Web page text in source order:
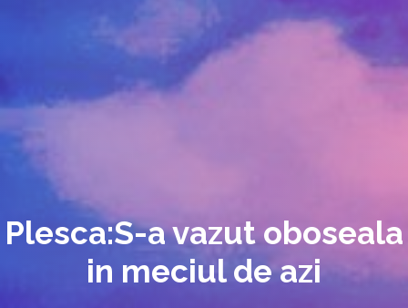
Plesca:S-a vazut oboseala
in meciul de azi